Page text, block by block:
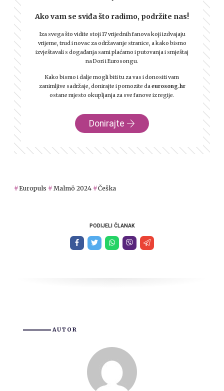
Ako vam se sviđa što radimo, podržite nas!
Iza svega što vidite stoji 17 vrijednih fanova koji izdvajaju
vrijeme, trud i novac za održavanje stranice, a kako bismo
izvještavali s događanja sami plaćamo i putovanja i smještaj
na Dori i Eurosongu.
Kako bismo i dalje mogli biti tu za vas i donositi vam
zanimljive sadržaje, donirajte i pomozite daeurosong.hr
ostane mjesto okupljanja za sve fanove iz regije.
Donirajte
Europuls Malmö 2024 Češka
PODIJELI ČLANAK
AUTOR